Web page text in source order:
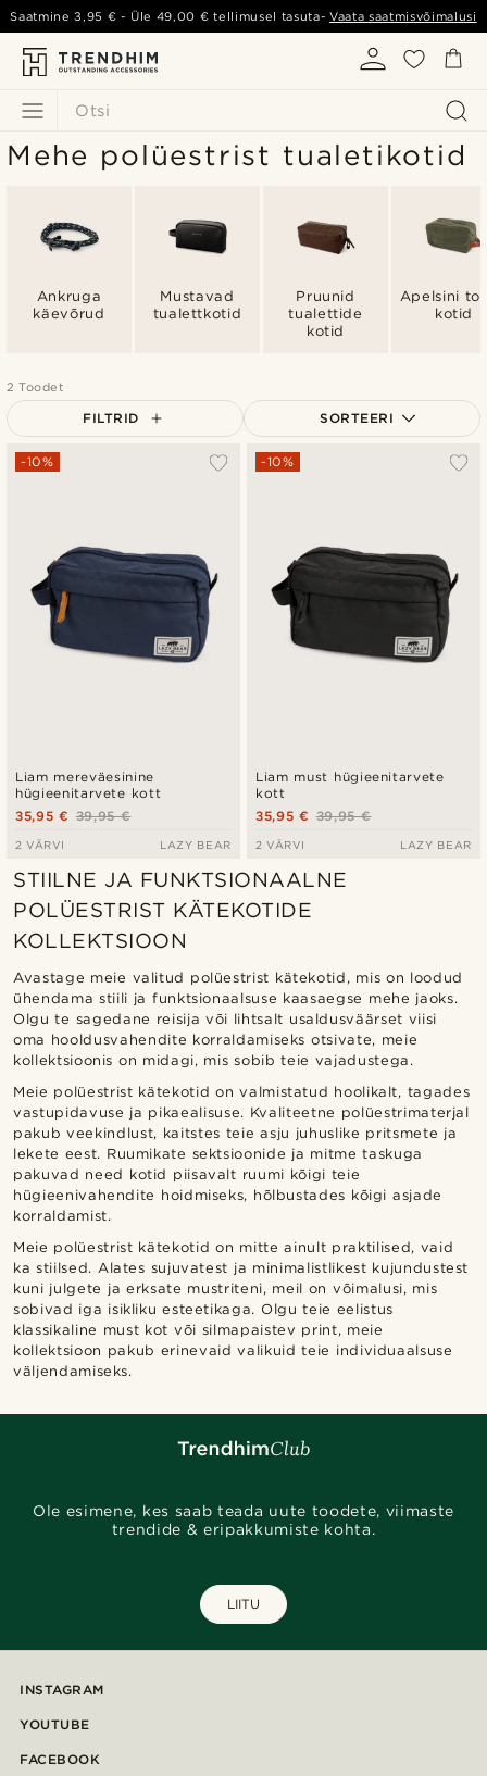
Otsi
Saatmine3,95 € - Üle 49,00 € tellimusel tasuta-Vaata saatmisvõimalusi
Mehe polüestrist tualetikotid
Ankruga
käevõrud
Mustavad
tualettkotid
Pruunid
tualettide
kotid
Apelsini
kotid
2 Toodet
FILTRID SORTEERI
Populaarsed
Kõrgeim hind
Liam mereväesinine
hügieenitarvete kott
-10%
39,95 €
35,95 €
2 VÄRVI LAZY BEAR
Liam must hügieenitarvete
kott
-10%
39,95 €
35,95 €
2 VÄRVI LAZY BEAR
STIILNE JA FUNKTSIONAALNE
POLÜESTRIST KÄTEKOTIDE
KOLLEKTSIOON
Avastage meie valitud polüestrist kätekotid, mis on loodud
ühendama stiili ja funktsionaalsuse kaasaegse mehe jaoks.
Olgu te sagedane reisija või lihtsalt usaldusväärset viisi
oma hooldusvahendite korraldamiseks otsivate, meie
kollektsioonis on midagi, mis sobib teie vajadustega.
Meie polüestrist kätekotid on valmistatud hoolikalt, tagades
vastupidavuse ja pikaealisuse. Kvaliteetne polüestrimaterjal
pakub veekindlust, kaitstes teie asju juhuslike pritsmete ja
lekete eest. Ruumikate sektsioonide ja mitme taskuga
pakuvad need kotid piisavalt ruumi kõigi teie
hügieenivahendite hoidmiseks, hõlbustades kõigi asjade
korraldamist.
Meie polüestrist kätekotid on mitte ainult praktilised, vaid
ka stiilsed. Alates sujuvatest ja minimalistlikest kujundustest
kuni julgete ja erksate mustriteni, meil on võimalusi, mis
sobivad iga isikliku esteetikaga. Olgu teie eelistus
klassikaline must kot või silmapaistev print, meie
kollektsioon pakub erinevaid valikuid teie individuaalsuse
väljendamiseks.
Ole esimene, kes saab teada uute toodete, viimaste
trendide & eripakkumiste kohta.
LIITU
INSTAGRAM
YOUTUBE
FACEBOOK